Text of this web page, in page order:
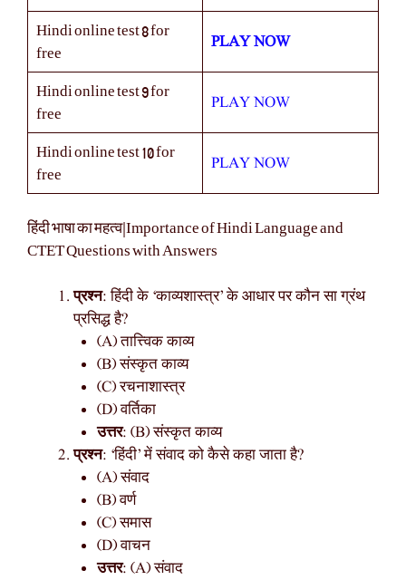
Hindi online test 8 for
free
PLAY NOW
Hindi online test 9 for
free
PLAY NOW
Hindi online test 10 for
free
PLAY NOW
हिंदी भाषा का महत्व|Importance of Hindi Language and
CTET Questions with Answers
प्रश्न: हिंदी के ‘काव्यशास्त्र’ के आधार पर कौन सा ग्रंथ
प्रसिद्ध है?
(A) तात्त्विक काव्य
(B) संस्कृत काव्य
(C) रचनाशास्त्र
(D) वर्तिका
उत्तर: (B) संस्कृत काव्य
प्रश्न: ‘हिंदी’ में संवाद को कैसे कहा जाता है?
(A) संवाद
(B) वर्ण
(C) समास
(D) वाचन
उत्तर: (A) संवाद